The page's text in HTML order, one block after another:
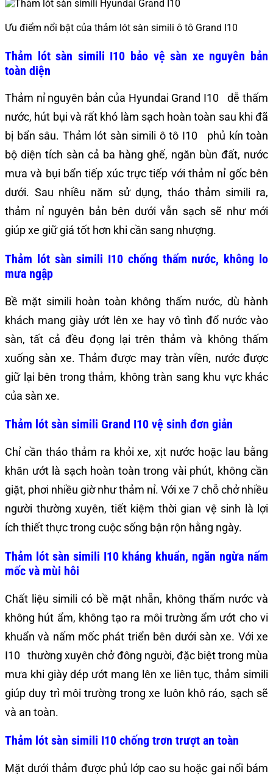
Ưu điểm nổi bật của thảm lót sàn simili ô tô Grand I10
Thảm lót sàn simili I10 bảo vệ sàn xe nguyên bản
toàn diện
Thảm nỉ nguyên bản của Hyundai Grand I10 dễ thấm
nước, hút bụi và rất khó làm sạch hoàn toàn sau khi đã
bị bẩn sâu. Thảm lót sàn simili ô tô I10 phủ kín toàn
bộ diện tích sàn cả ba hàng ghế, ngăn bùn đất, nước
mưa và bụi bẩn tiếp xúc trực tiếp với thảm nỉ gốc bên
dưới. Sau nhiều năm sử dụng, tháo thảm simili ra,
thảm nỉ nguyên bản bên dưới vẫn sạch sẽ như mới
giúp xe giữ giá tốt hơn khi cần sang nhượng.
Thảm lót sàn simili I10 chống thấm nước, không lo
mưa ngập
Bề mặt simili hoàn toàn không thấm nước, dù hành
khách mang giày ướt lên xe hay vô tình đổ nước vào
sàn, tất cả đều đọng lại trên thảm và không thấm
xuống sàn xe. Thảm được may tràn viền, nước được
giữ lại bên trong thảm, không tràn sang khu vực khác
của sàn xe.
Thảm lót sàn simili Grand I10 vệ sinh đơn giản
Chỉ cần tháo thảm ra khỏi xe, xịt nước hoặc lau bằng
khăn ướt là sạch hoàn toàn trong vài phút, không cần
giặt, phơi nhiều giờ như thảm nỉ. Với xe 7 chỗ chở nhiều
người thường xuyên, tiết kiệm thời gian vệ sinh là lợi
ích thiết thực trong cuộc sống bận rộn hằng ngày.
Thảm lót sàn simili I10 kháng khuẩn, ngăn ngừa nấm
mốc và mùi hôi
Chất liệu simili có bề mặt nhẵn, không thấm nước và
không hút ẩm, không tạo ra môi trường ẩm ướt cho vi
khuẩn và nấm mốc phát triển bên dưới sàn xe. Với xe
I10 thường xuyên chở đông người, đặc biệt trong mùa
mưa khi giày dép ướt mang lên xe liên tục, thảm simili
giúp duy trì môi trường trong xe luôn khô ráo, sạch sẽ
và an toàn.
Thảm lót sàn simili I10 chống trơn trượt an toàn
Mặt dưới thảm được phủ lớp cao su hoặc gai nổi bám